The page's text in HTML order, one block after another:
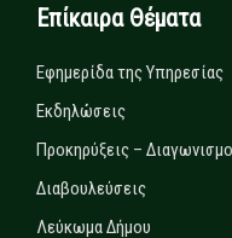
Επίκαιρα Θέματα
Εφημερίδα της Υπηρεσίας
Εκδηλώσεις
Προκηρύξεις –
Διαβουλεύσεις
Λεύκωμα Δήμου